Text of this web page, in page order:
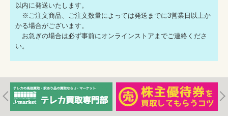
以内に発送いたします。
※ご注文商品、ご注文数量によっては発送までに3営業日以上か
かる場合がございます。
お急ぎの場合は必ず事前にオンラインストアまでご連絡くださ
い。